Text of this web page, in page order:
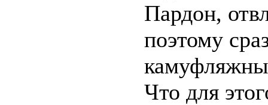
Пардон,
поэтому
Что для